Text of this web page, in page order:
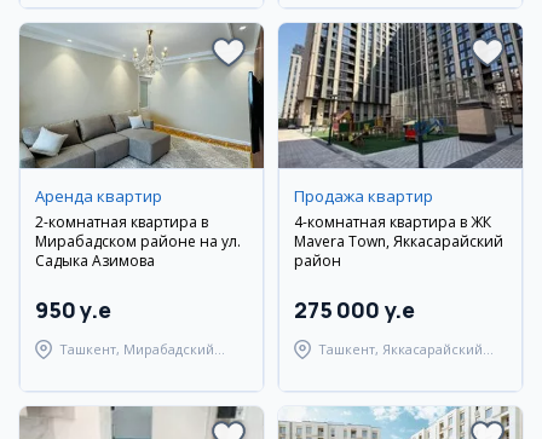
Аренда квартир
2-комнатная квартира в
Мирабадском районе на ул.
Садыка Азимова
950 y.e
Ташкент, Мирабадский
Продажа квартир
4-комнатная квартира в ЖК
Mavera Town, Яккасарайский
район
275 000 y.e
Ташкент, Яккасарайский